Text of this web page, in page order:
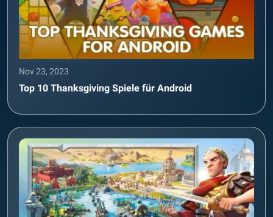
Nov 23, 2023
Top 10 Thanksgiving Spiele für Android